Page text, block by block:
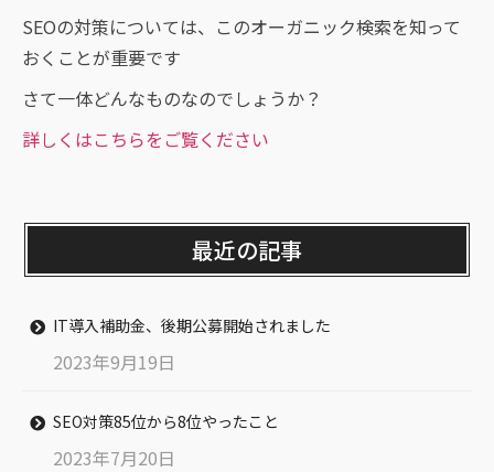
SEOの対策については、このオーガニック検索を知って
おくことが重要です
さて一体どんなものなのでしょうか？
詳しくはこちらをご覧ください
最近の記事
IT導入補助金、後期公募開始されました
2023年9月19日
SEO対策85位から8位やったこと
2023年7月20日